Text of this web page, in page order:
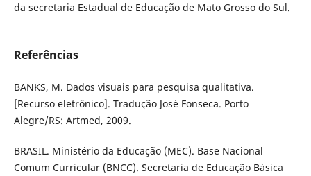
da secretaria Estadual de Educação de Mato Grosso do Sul.
Referências
BANKS, M. Dados visuais para pesquisa qualitativa.
[Recurso eletrônico]. Tradução José Fonseca. Porto
Alegre/RS: Artmed, 2009.
BRASIL. Ministério da Educação (MEC). Base Nacional
Comum Curricular (BNCC). Secretaria de Educação Básica